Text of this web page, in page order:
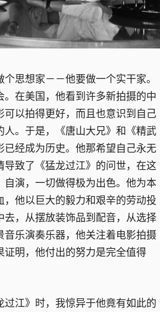
想家－－他要做一个实干家。
在美国，他看到许多新拍摄的中
可以拍得更好，而且也意识到自己
人。于是，《唐山大兄》和《精武
已经成为历史。他那希望自己永无
导致了《猛龙过江》的问世，在这
自演，一切做得极为出色。他为本
，他以巨大的毅力和艰辛的劳动投
去，从摆放装饰品到配音，从选择
音乐演奏乐器，他关注着电影拍摄
证明，他付出的努力是完全值得
江》时，我惊异于他竟有如此的